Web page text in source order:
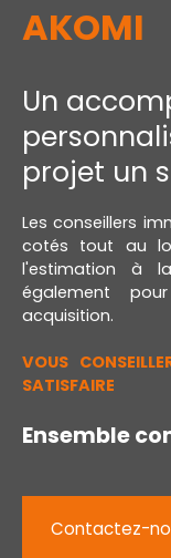
AKOMI
Un
projet un
Les conseillers
cotés tout au
l'estimation à
également
acquisition.
VOUS
SATISFAIRE
Ensemble
Contactez-